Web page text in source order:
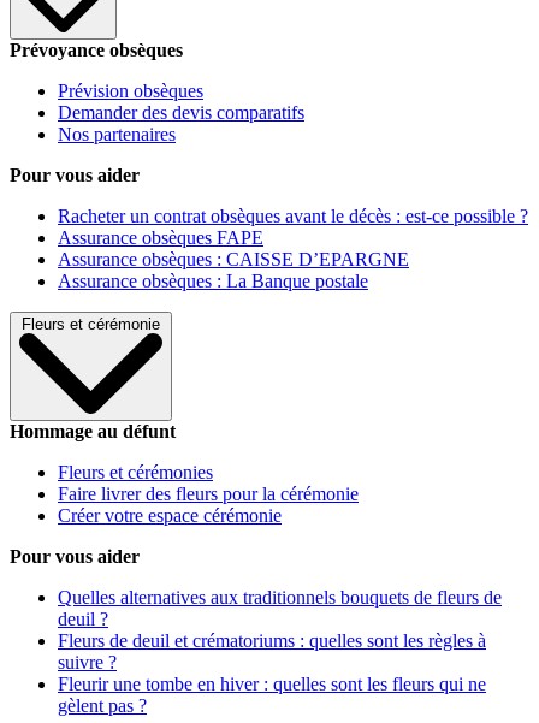
Prévoyance obsèques
Prévision obsèques
Demander des devis comparatifs
Nos partenaires
Pour vous aider
Racheter un contrat obsèques avant le décès : est-ce possible ?
Assurance obsèques FAPE
Assurance obsèques : CAISSE D’EPARGNE
Assurance obsèques : La Banque postale
Fleurs et cérémonie
Hommage au défunt
Fleurs et cérémonies
Faire livrer des fleurs pour la cérémonie
Créer votre espace cérémonie
Pour vous aider
Quelles alternatives aux traditionnels bouquets de fleurs de
deuil ?
Fleurs de deuil et crématoriums : quelles sont les règles à
suivre ?
Fleurir une tombe en hiver : quelles sont les fleurs qui ne
gèlent pas ?